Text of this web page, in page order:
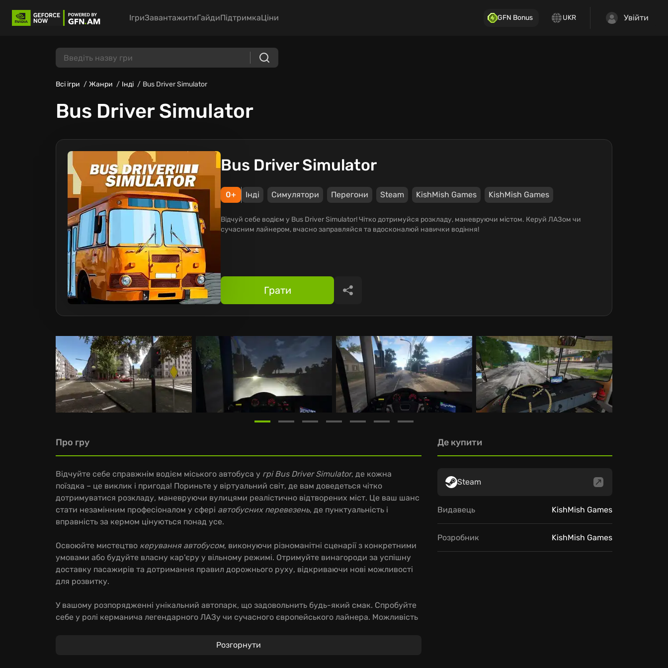
ІгриЗавантажитиГайдиПідтримкаЦіни GFN Bonus UKR Увійти
Всі ігри Жанри Інді Bus Driver Simulator
Bus Driver Simulator
Bus Driver Simulator
0+ Інді Симулятори Перегони Steam KishMish Games KishMish Games
Відчуй себе водієм у Bus Driver Simulator! Чітко дотримуйся розкладу, маневруючи містом. Керуй ЛАЗом чи
сучасним лайнером, вчасно заправляйся та вдосконалюй навички водіння!
Грати Поділитися
Про гру
Відчуйте себе справжнім водієм міського автобуса у грі Bus Driver Simulator, де кожна
поїздка – це виклик і пригода! Пориньте у віртуальний світ, де вам доведеться чітко
дотримуватися розкладу, маневруючи вулицями реалістично відтворених міст. Це ваш шанс
стати незамінним професіоналом у сфері автобусних перевезень, де пунктуальність і
вправність за кермом цінуються понад усе.
Освоюйте мистецтво керування автобусом, виконуючи різноманітні сценарії з конкретними
умовами або будуйте власну кар'єру у вільному режимі. Отримуйте винагороди за успішну
доставку пасажирів та дотримання правил дорожнього руху, відкриваючи нові можливості
для розвитку.
У вашому розпорядженні унікальний автопарк, що задовольнить будь-який смак. Спробуйте
себе у ролі керманича легендарного ЛАЗу чи сучасного європейського лайнера. Можливість
Розгорнути
Де купити
Steam
Видавець KishMish Games
Розробник KishMish Games